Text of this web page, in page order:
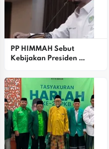
PP HIMMAH Sebut
Kebijakan Presiden
Kelompok Oligarki